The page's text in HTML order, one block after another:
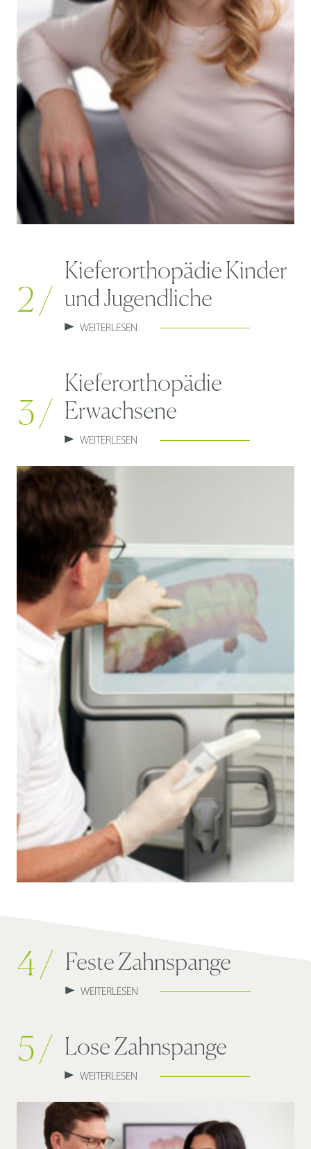
2 /
Kieferorthopädie Kinder
und Jugendliche
WEITERLESEN
3 /
Kieferorthopädie
Erwachsene
WEITERLESEN
4 / Feste Zahnspange
WEITERLESEN
5 / Lose Zahnspange
WEITERLESEN